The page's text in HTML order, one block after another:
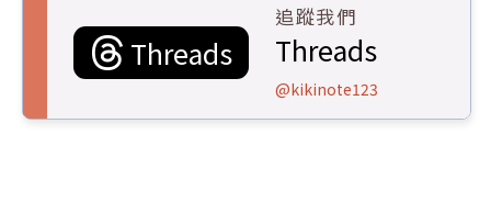
Threads
追蹤我們
Threads
@kikinote123